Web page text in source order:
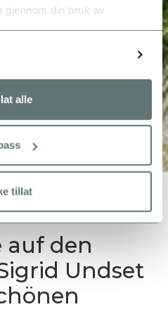
gjennom din bruk av
alle
tillat
auf den
Undset